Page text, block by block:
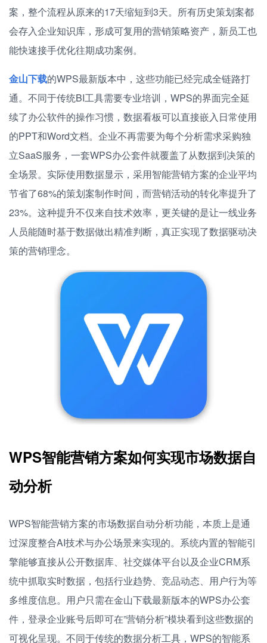
案，整个流程从原来的17天缩短到3天。所有历史策划案都
会存入企业知识库，形成可复用的营销策略资产，新员工也
能快速接手优化往期成功案例。
金山下载的WPS最新版本中，这些功能已经完成全链路打
通。不同于传统BI工具需要专业培训，WPS的界面完全延
续了办公软件的操作习惯，数据看板可以直接嵌入日常使用
的PPT和Word文档。企业不再需要为每个分析需求采购独
立SaaS服务，一套WPS办公套件就覆盖了从数据到决策的
全场景。实际使用数据显示，采用智能营销方案的企业平均
节省了68%的策划案制作时间，而营销活动的转化率提升了
23%。这种提升不仅来自技术效率，更关键的是让一线业务
人员能随时基于数据做出精准判断，真正实现了数据驱动决
策的营销理念。
WPS智能营销方案如何实现市场数据自
动分析
WPS智能营销方案的市场数据自动分析功能，本质上是通
过深度整合AI技术与办公场景来实现的。系统内置的智能引
擎能够直接从公开数据库、社交媒体平台以及企业CRM系
统中抓取实时数据，包括行业趋势、竞品动态、用户行为等
多维度信息。用户只需在金山下载最新版本的WPS办公套
件，登录企业账号后即可在”营销分析”模块看到这些数据的
可视化呈现。不同于传统的数据分析工具，WPS的智能系